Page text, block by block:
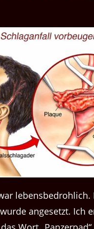
lebensbedrohlich.
angesetzt. Ich